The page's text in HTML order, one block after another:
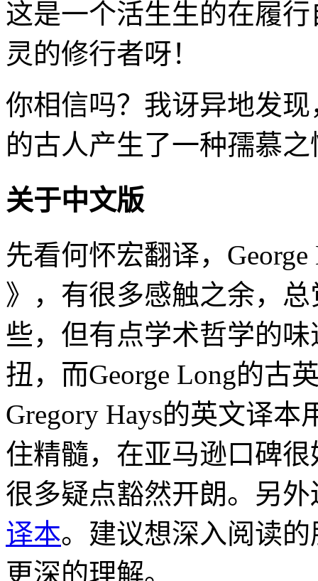
这是一个活生生的在履
灵的修行者呀！
你相信吗？我讶异地发
的古人产生了一种孺慕之
关于中文版
先看何怀宏翻译，
》，有很多感触之余，
些，但有点学术哲学的
扭，而George Long的古
Gregory Hays的英文译
住精髓，在亚马逊口碑
很多疑点豁然开朗。另
译本。建议想深入阅读
更深的理解。